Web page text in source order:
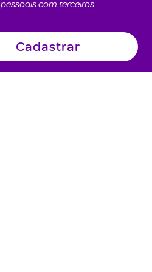
pessoais com terceiros.